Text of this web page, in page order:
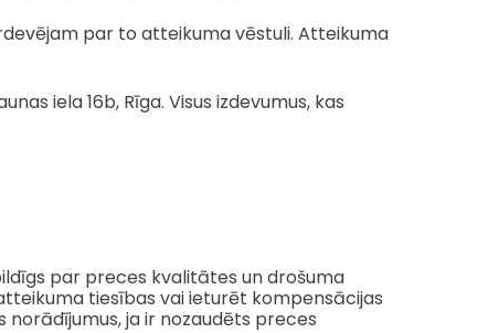
par to atteikuma vēstuli. Atteikuma
iela 16b, Rīga. Visus izdevumus, kas
par preces kvalitātes un drošuma
tiesības vai ieturēt kompensācijas
ja ir nozaudēts preces